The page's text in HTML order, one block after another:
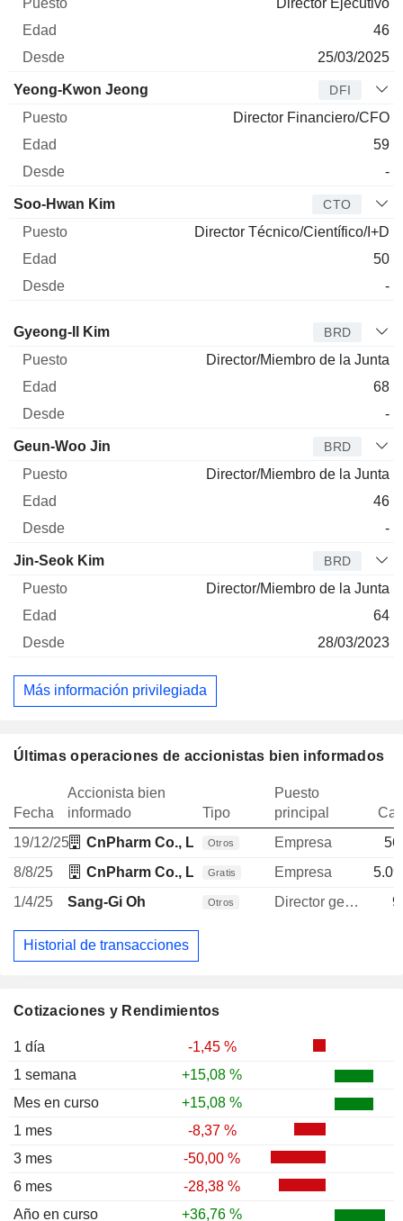
Cotizaciones y Rendimientos
1 día
-1,45 %
1 semana
+15,08 %
Mes en curso
+15,08 %
1 mes
-8,37 %
3 mes
-50,00 %
6 mes
-28,38 %
Año en curso
+36,76 %
46
25/03/2025
Yeong-Kwon Jeong DFI
Director Financiero/CFO
59
-
Soo-Hwan Kim CTO
Director Técnico/Científico/I+D
50
-
Administrador
Gyeong-Il Kim BRD
Director/Miembro de la Junta
68
-
Geun-Woo Jin BRD
Director/Miembro de la Junta
46
-
Jin-Seok Kim BRD
Director/Miembro de la Junta
64
28/03/2023
Más información privilegiada
Últimas operaciones de accionistas bien informados
Fecha
Accionista bien
informado
Tipo
Puesto
principal
19/12/25
CnPharm Co., Ltd.Otros Empresa
8/8/25
CnPharm Co., Ltd.Gratis Empresa
1/4/25
Sang-Gi Oh Otros Director general
Historial de transacciones